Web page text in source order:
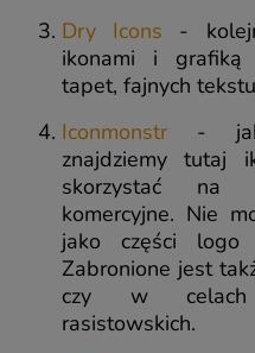
Dry Icons -
ikonami i grafiką
tapet, fajnych
Iconmonstr- jak
znajdziemy tutaj
skorzystać na
komercyjne. Nie
jako części logo
Zabronione jest
czy w celach
rasistowskich.